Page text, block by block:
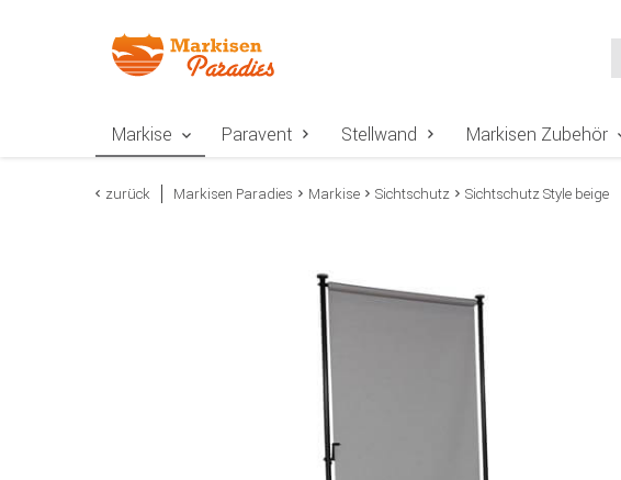
Markise Paravent Stellwand Markisen Zubehör
zurück Markisen Paradies Markise Sichtschutz Sichtschutz Style beige